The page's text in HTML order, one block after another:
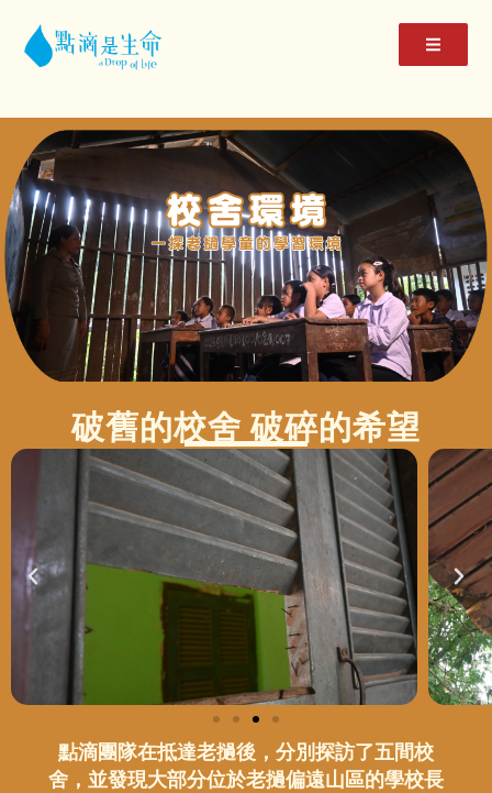
破舊的校舍 破碎的希望
點滴團隊在抵達老撾後，分別探訪了五間校
舍，並發現大部分位於老撾偏遠山區的學校長